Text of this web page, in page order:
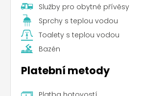
Služby pro obytné přívěsy
Sprchy s teplou vodou
Toalety s teplou vodou
Bazén
Platební metody